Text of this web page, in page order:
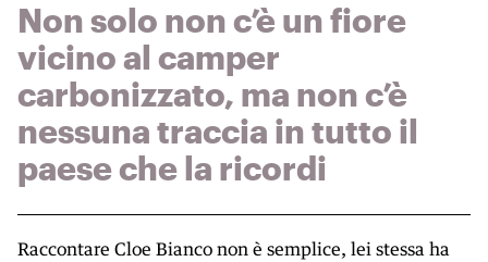
Non solo non c’è un fiore
vicino al camper
carbonizzato, ma non c’è
nessuna traccia in tutto il
paese che la ricordi
Raccontare Cloe Bianco non è semplice, lei stessa ha